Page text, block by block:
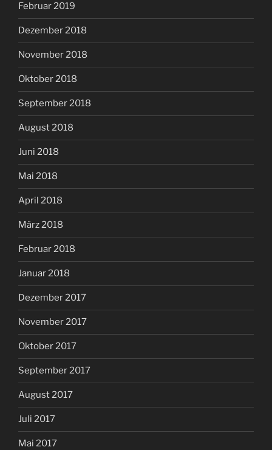
Februar 2019
Dezember 2018
November 2018
Oktober 2018
September 2018
August 2018
Juni 2018
Mai 2018
April 2018
März 2018
Februar 2018
Januar 2018
Dezember 2017
November 2017
Oktober 2017
September 2017
August 2017
Juli 2017
Mai 2017